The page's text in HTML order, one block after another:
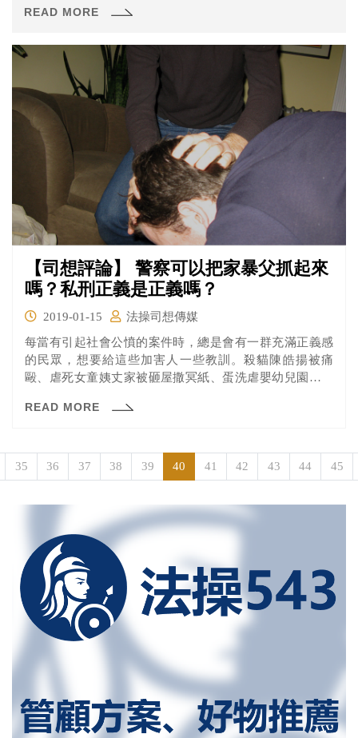
READ MORE
【司想評論】 警察可以把家暴父抓起來
嗎？私刑正義是正義嗎？
2019-01-15
法操司想傳媒
每當有引起社會公憤的案件時，總是會有一群充滿正義感
的民眾，想要給這些加害人一些教訓。殺貓陳皓揚被痛
毆、虐死女童姨丈家被砸屋撒冥紙、蛋洗虐嬰幼兒園、痛
什麼樣的代價嗎？
READ MORE
35 36 37 38 39 40 41 42 43 44 45